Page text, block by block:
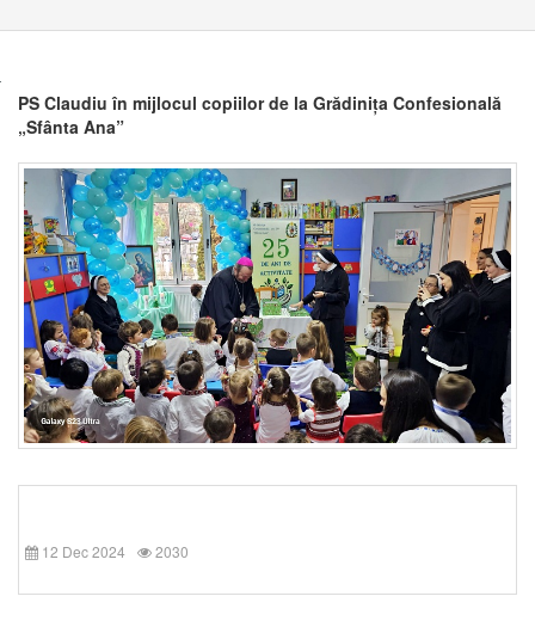
PS Claudiu în mijlocul copiilor de la Grădinița Confesională
„Sfânta Ana”
12 Dec 2024 2030